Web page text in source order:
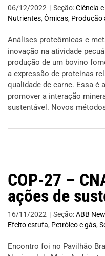
06/12/2022 | Seção:Ciência
Nutrientes, Ômicas, Produção
Análises proteômicas e
inovação na atividade
produção de um bovino
a expressão de proteínas
qualidade de carne. Essa é
promover a interação
sustentável. Novos
COP-27 –
ações de
16/11/2022 | Seção:ABB
Efeito estufa, Petróleo e gás,
Encontro foi no Pavilhão